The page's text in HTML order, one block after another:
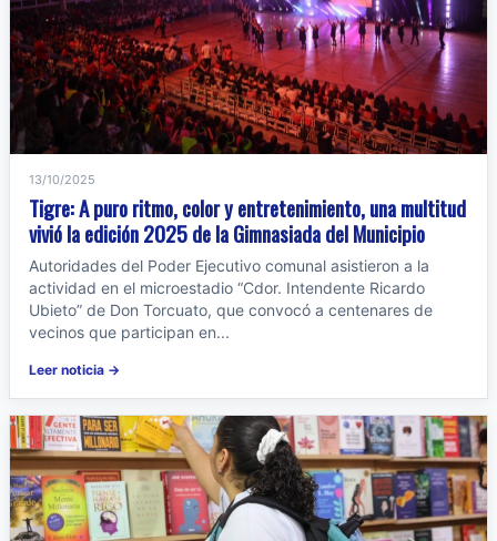
13/10/2025
Tigre: A puro ritmo, color y entretenimiento, una multitud
vivió la edición 2025 de la Gimnasiada del Municipio
Autoridades del Poder Ejecutivo comunal asistieron a la
actividad en el microestadio “Cdor. Intendente Ricardo
Ubieto” de Don Torcuato, que convocó a centenares de
vecinos que participan en...
Leer noticia →